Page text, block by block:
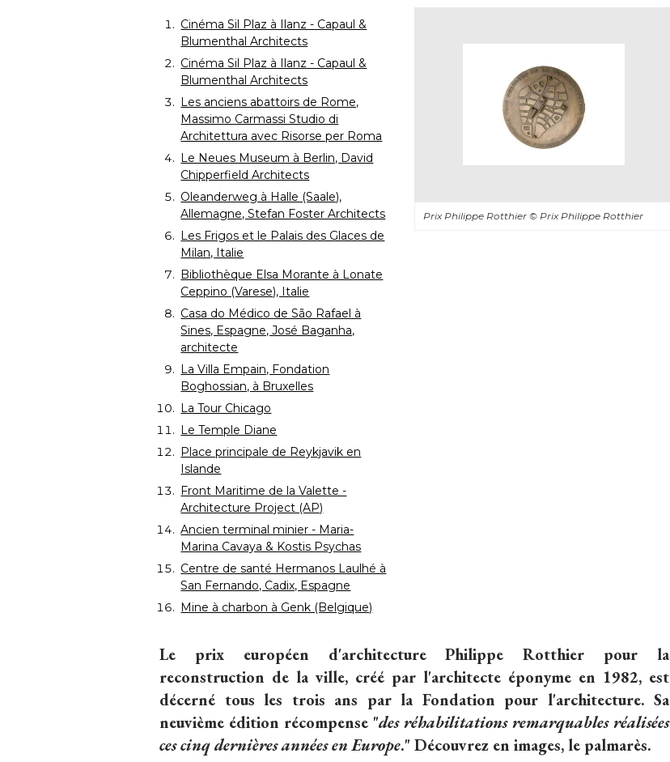
Prix Philippe Rotthier © Prix Philippe Rotthier
Cinéma Sil Plaz à Ilanz - Capaul &
Blumenthal Architects
Cinéma Sil Plaz à Ilanz - Capaul &
Blumenthal Architects
Les anciens abattoirs de Rome,
Massimo Carmassi Studio di
Architettura avec Risorse per Roma
Le Neues Museum à Berlin, David
Chipperfield Architects
Oleanderweg à Halle (Saale),
Allemagne, Stefan Foster Architects
Les Frigos et le Palais des Glaces de
Milan, Italie
Bibliothèque Elsa Morante à Lonate
Ceppino (Varese), Italie
Casa do Médico de São Rafael à
Sines, Espagne, José Baganha,
architecte
La Villa Empain, Fondation
Boghossian, à Bruxelles
La Tour Chicago
Le Temple Diane
Place principale de Reykjavik en
Islande
Front Maritime de la Valette -
Architecture Project (AP)
Ancien terminal minier - Maria-
Marina Cavaya & Kostis Psychas
Centre de santé Hermanos Laulhé à
San Fernando, Cadix, Espagne
Mine à charbon à Genk (Belgique)
Le prix européen d'architecture Philippe Rotthier pour la
reconstruction de la ville, créé par l'architecte éponyme en 1982, est
décerné tous les trois ans par la Fondation pour l'architecture. Sa
neuvième édition récompense "des réhabilitations remarquables réalisées
ces cinq dernières années en Europe." Découvrez en images, le palmarès.